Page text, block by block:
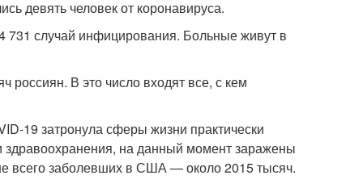
девять человек от коронавируса.
731 случай инфицирования. Больные живут в
В это число входят все, с кем
19 затронула сферы жизни практически
на данный момент заражены
всего заболевших в США — около 2015 тысяч.